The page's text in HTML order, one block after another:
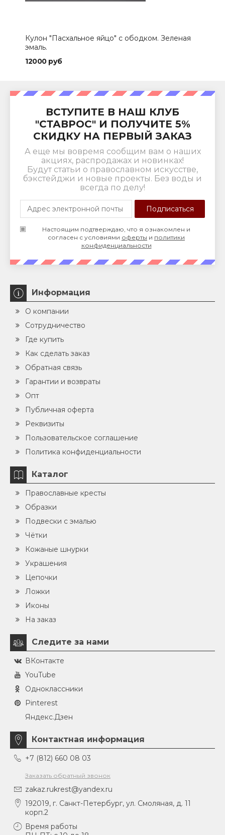
Кулон "Пасхальное яйцо" с ободком. Зеленая
эмаль.
12000 руб
ВСТУПИТЕ В НАШ КЛУБ
"СТАВРОС" И ПОЛУЧИТЕ 5%
СКИДКУ НА ПЕРВЫЙ ЗАКАЗ
А еще мы вовремя сообщим вам о наших
акциях, распродажах и новинках!
Будут статьи о православном искусстве,
бэкстейджи и новые проекты. Без воды и
всегда по делу!
Настоящим подтверждаю, что я ознакомлен и
согласен с условиями оферты и политики
конфиденциальности
Информация
О компании
Сотрудничество
Где купить
Как сделать заказ
Обратная связь
Гарантии и возвраты
Опт
Публичная оферта
Реквизиты
Пользовательское соглашение
Политика конфиденциальности
Каталог
Православные кресты
Образки
Подвески с эмалью
Чётки
Кожаные шнурки
Украшения
Цепочки
Ложки
Иконы
На заказ
Следите за нами
ВКонтакте
YouTube
Одноклассники
Pinterest
Яндекс.Дзен
Контактная информация
+7 (812) 660 08 03
Заказать обратный звонок
zakaz.rukrest@yandex.ru
192019, г. Санкт-Петербург, ул. Смоляная, д. 11
корп.2
Время работы